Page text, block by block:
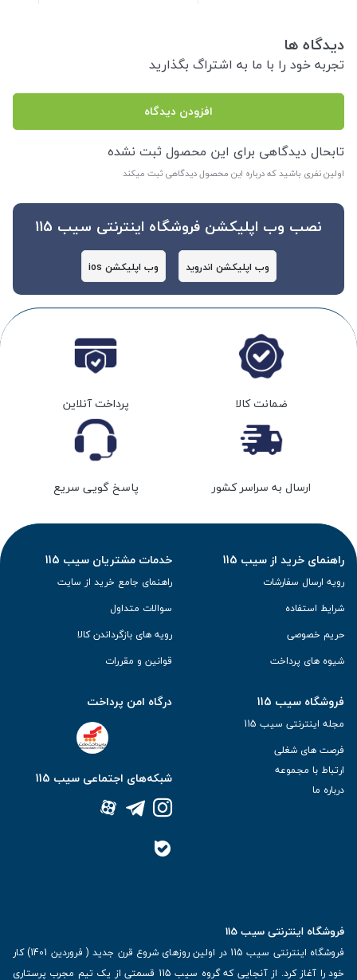
دیدگاه ها
تجربه خود را با ما به اشتراگ بگذارید
افزودن دیدگاه
تابحال دیدگاهی برای این محصول ثبت نشده
اولین نفری باشید که درباره این محصول دیدگاهی ثبت میکند
نصب وب اپلیکشن فروشگاه اینترنتی سیب 115
وب اپلیکشن اندروید وب اپلیکشن ios
ضمانت کالا پرداخت آنلاین
ارسال به سراسر کشور پاسخ گویی سریع
راهنمای خرید از سیب 115
رویه ارسال سفارشات
شرایط استفاده
حریم خصوصی
شیوه های پرداخت
خدمات مشتریان سیب 115
راهنمای جامع خرید از سایت
سوالات متداول
رویه های بازگرداندن کالا
قوانین و مقررات
فروشگاه سیب 115
مجله اینترنتی سیب 115
فرصت های شغلی
ارتباط با مجموعه
درباره ما
درگاه امن پرداخت
شبکه‌های اجتماعی سیب 115
فروشگاه اینترنتی سیب 115
فروشگاه اینترنتی سیب 115 در اولین روزهای شروع قرن جدید ( فروردین 1401) کار
خود را آغاز کرد. از آنجایی که گروه سیب 115 قسمتی از یک تیم مجرب پرستاری